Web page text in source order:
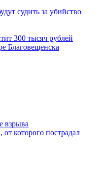
судить за убийство
300 тысяч рублей
Благовещенска
взрыва
которого пострадал